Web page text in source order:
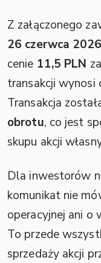
Z załączonego
26 czerwca
cenie 11,5 PLN
transakcji wynosi
Transakcja
obrotu, co jest
skupu akcji
Dla inwestorów
komunikat nie
operacyjnej ani o
To przede
sprzedaży akcji